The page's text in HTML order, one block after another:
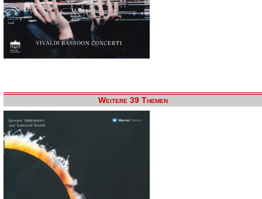
Weitere 39 Themen